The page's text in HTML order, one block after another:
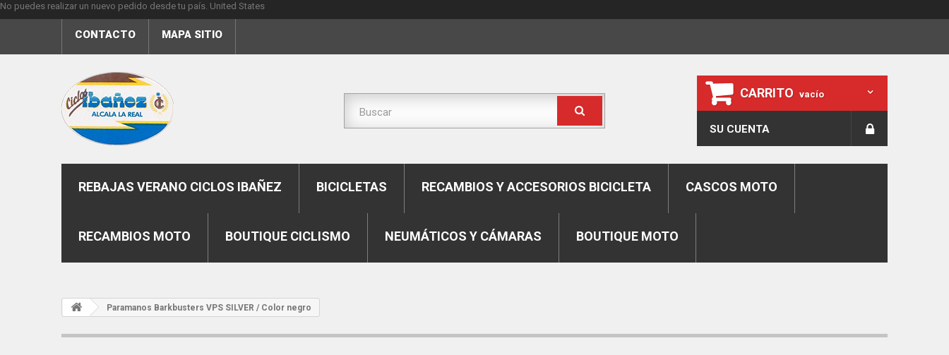
No puedes realizar un nuevo pedido desde tu país. United States
CONTACTO MAPA SITIO
CARRITO vacío
SU CUENTA
REBAJAS VERANO CICLOS IBAÑEZ BICICLETAS RECAMBIOS Y ACCESORIOS BICICLETA CASCOS MOTO
RECAMBIOS MOTO BOUTIQUE CICLISMO NEUMÁTICOS Y CÁMARAS BOUTIQUE MOTO
Paramanos Barkbusters VPS SILVER / Color negro